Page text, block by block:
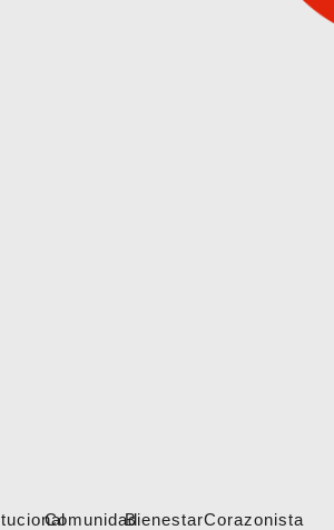
ComunidadBienestarCorazonista